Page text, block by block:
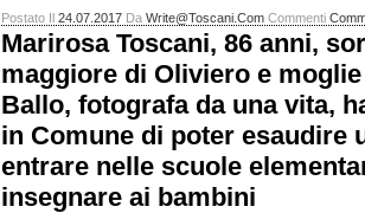
Postato Il 24.07.2017 Da Write@toscani.com Commenti
Marirosa Toscani, 86 anni,
maggiore di Oliviero e
Ballo, fotografa da una vita,
in Comune di poter esaudire
entrare nelle scuole
insegnare ai bambini